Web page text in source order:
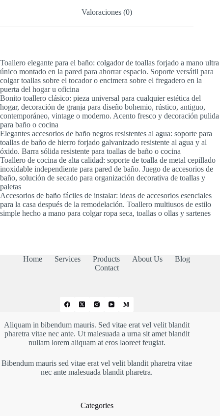
Valoraciones (0)
Toallero elegante para el baño: colgador de toallas forjado a mano ultra
único montado en la pared para ahorrar espacio. Soporte versátil para
colgar toallas sobre el tocador o encimera sobre el fregadero en la
puerta del hogar u oficina
Bonito toallero clásico: pieza universal para cualquier estética del
hogar, decoración de granja para diseño bohemio, rústico, antiguo,
contemporáneo, vintage o moderno. Acento fresco y decoración pulida
para baño o cocina
Elegantes accesorios de baño negros resistentes al agua: soporte para
toallas de baño de hierro forjado galvanizado resistente al agua y al
óxido. Barra sólida resistente para toallas de baño o cocina
Toallero de cocina de alta calidad: soporte de toalla de metal cepillado
inoxidable independiente para pared de baño. Juego de accesorios de
baño, solución de secado para organización decorativa de toallas y
paletas
Accesorios de baño fáciles de instalar: ideas de accesorios esenciales
para la casa después de la remodelación. Toallero multiusos de estilo
simple hecho a mano para colgar ropa seca, toallas o ollas y sartenes
Home Services Products About Us
Blog
Contact
Aliquam in bibendum mauris. Sed vitae erat vel velit blandit
pharetra vitae nec ante. Ut malesuada a urna sit amet blandit
nullam lorem aliquam at eros laoreet feugiat.
Bibendum mauris sed vitae erat vel velit blandit pharetra vitae
nec ante malesuada blandit pharetra.
Categories